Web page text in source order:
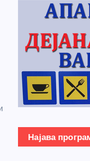
Најава